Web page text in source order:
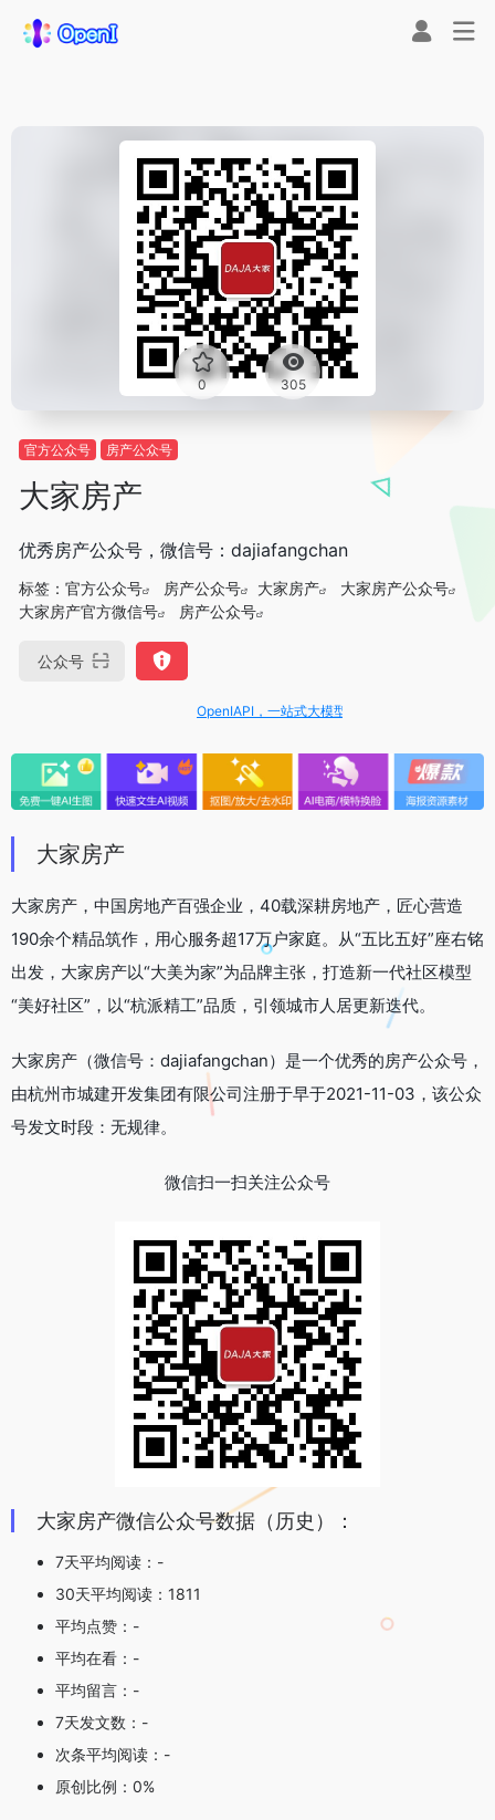
0 305
官方公众号 房产公众号
大家房产
优秀房产公众号，微信号：dajiafangchan
标签： 官方公众号 房产公众号 大家房产
大家房产公众号
大家房产官方微信号
房产公众号
公众号
OpenIAPI，一站式大模型API聚合平台
大家房产
大家房产，中国房地产百强企业，40载深耕房地产，匠心营造
190余个精品筑作，用心服务超17万户家庭。从“五比五好”座右铭
出发，大家房产以“大美为家”为品牌主张，打造新一代社区模型
“美好社区”，以“杭派精工”品质，引领城市人居更新迭代。
大家房产（微信号：dajiafangchan）是一个优秀的房产公众号，
由杭州市城建开发集团有限公司注册于早于2021-11-03，该公众
号发文时段：无规律。
微信扫一扫关注公众号
大家房产微信公众号数据（历史）：
7天平均阅读：-
30天平均阅读：1811
平均点赞：-
平均在看：-
平均留言：-
7天发文数：-
次条平均阅读：-
原创比例：0%